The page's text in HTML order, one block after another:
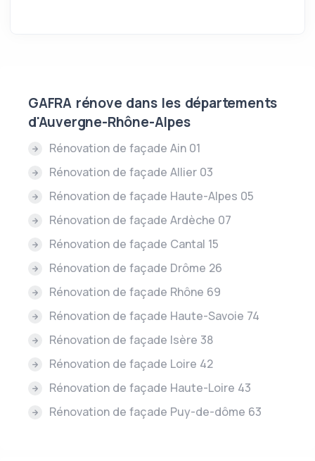
GAFRA rénove dans les départements
d'Auvergne-Rhône-Alpes
Rénovation de façade Ain 01
Rénovation de façade Allier 03
Rénovation de façade Haute-Alpes 05
Rénovation de façade Ardèche 07
Rénovation de façade Cantal 15
Rénovation de façade Drôme 26
Rénovation de façade Rhône 69
Rénovation de façade Haute-Savoie 74
Rénovation de façade Isère 38
Rénovation de façade Loire 42
Rénovation de façade Haute-Loire 43
Rénovation de façade Puy-de-dôme 63